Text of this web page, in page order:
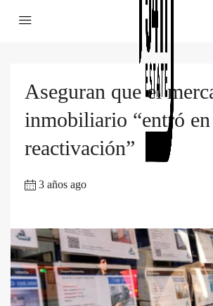
Aseguran que el
inmobiliario “entró en
reactivación”
3 años ago